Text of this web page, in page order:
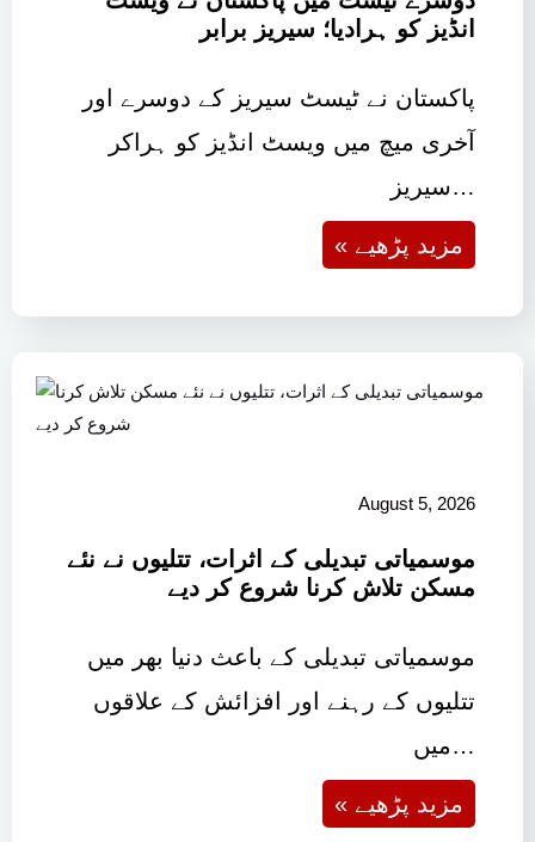
انڈیز کو ہرادیا؛ سیریز برابر
پاکستان نے ٹیسٹ سیریز کے دوسرے اور
آخری میچ میں ویسٹ انڈیز کو ہراکر
سیریز…
« مزید پڑھیے
August 5, 2026
موسمیاتی تبدیلی کے اثرات، تتلیوں نے نئے
مسکن تلاش کرنا شروع کر دیے
موسمیاتی تبدیلی کے باعث دنیا بھر میں
تتلیوں کے رہنے اور افزائش کے علاقوں
میں…
« مزید پڑھیے